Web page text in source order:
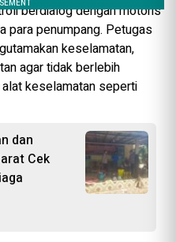
berdialog dengan motoris
para penumpang. Petugas
keselamatan,
agar tidak berlebih
keselamatan seperti
dan
Cek